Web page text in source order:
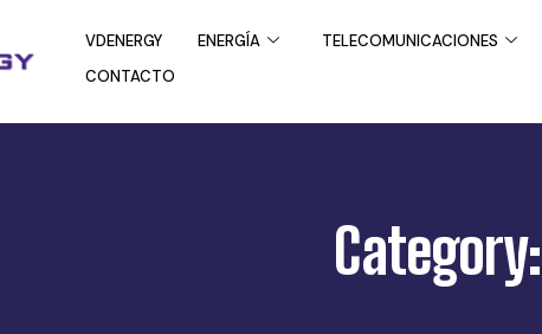
VDENERGY ENERGÍA TELECOMUNICACIONES
CONTACTO
Category: